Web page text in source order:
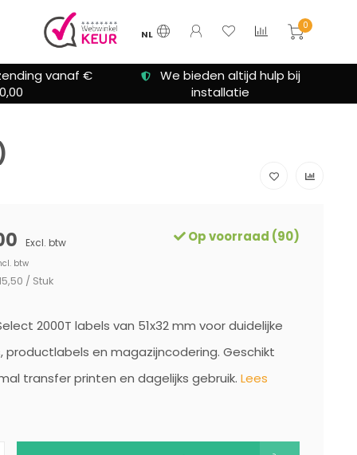
NL
0
vanaf €
We bieden altijd hulp bij
installatie
Excl. btw
btw
Op voorraad (90)
/ Stuk
2000T labels van 51x32 mm voor duidelijke
productlabels en magazijncodering. Geschikt
transfer printen en dagelijks gebruik. Lees